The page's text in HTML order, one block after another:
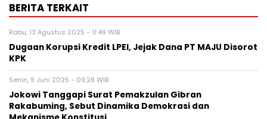
BERITA TERKAIT
Rabu, 13 Agustus 2025 - 11:49 WIB
Dugaan Korupsi Kredit LPEI, Jejak Dana PT MAJU Disorot
KPK
Senin, 9 Juni 2025 - 09:28 WIB
Jokowi Tanggapi Surat Pemakzulan Gibran
Rakabuming, Sebut Dinamika Demokrasi dan